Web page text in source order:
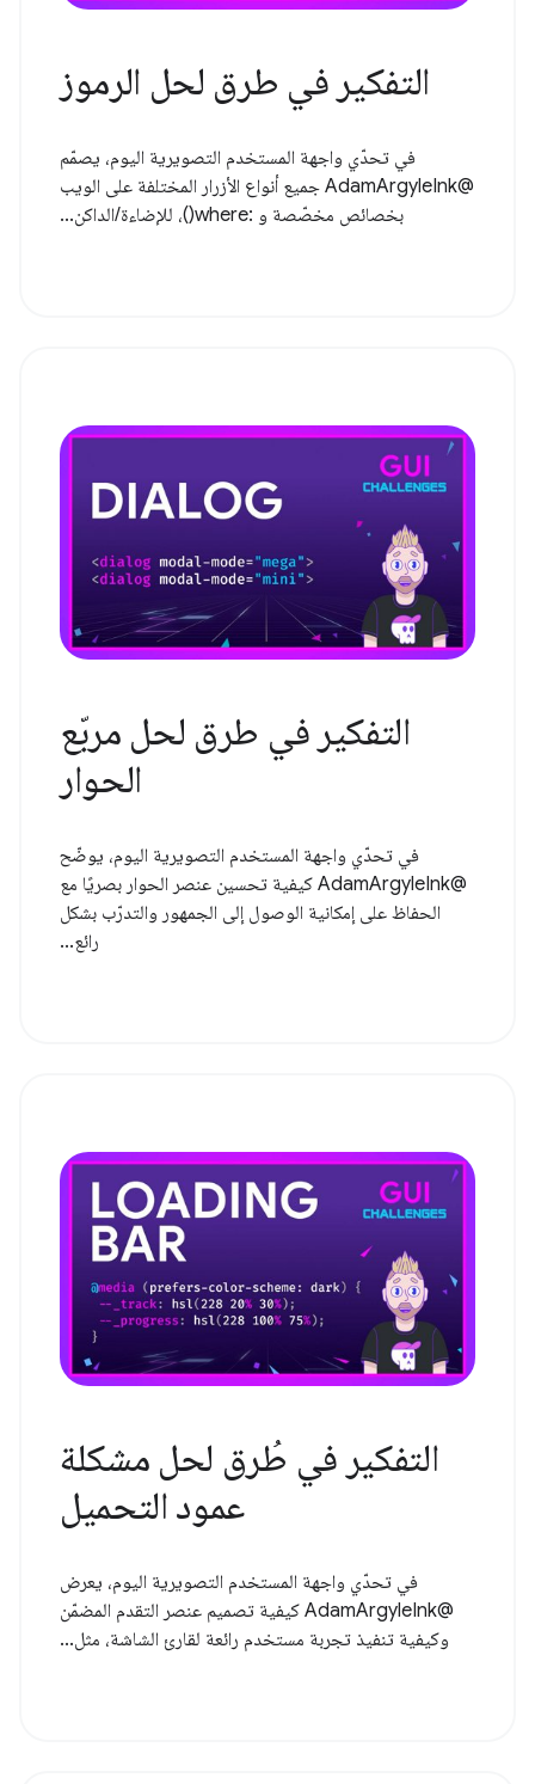
التفكير في طرق لحل الرموز
في تحدّي واجهة المستخدم التصويرية اليوم، يصمّم
@AdamArgyleInk جميع أنواع الأزرار المختلفة على الويب
بخصائص مخصّصة و :where()، للإضاءة/الداكن...
التفكير في طرق لحل مربّع
الحوار
في تحدّي واجهة المستخدم التصويرية اليوم، يوضّح
@AdamArgyleInk كيفية تحسين عنصر الحوار بصريًا مع
الحفاظ على إمكانية الوصول إلى الجمهور والتدرّب بشكل
رائع...
التفكير في طُرق لحل مشكلة
عمود التحميل
في تحدّي واجهة المستخدم التصويرية اليوم، يعرض
@AdamArgyleInk كيفية تصميم عنصر التقدم المضمّن
وكيفية تنفيذ تجربة مستخدم رائعة لقارئ الشاشة، مثل...